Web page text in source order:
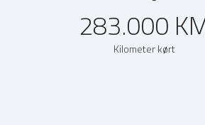
283.000
Kilometer kørt